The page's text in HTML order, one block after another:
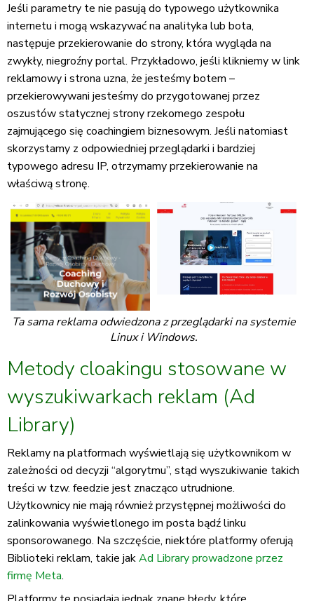
Jeśli parametry te nie pasują do typowego użytkownika
internetu i mogą wskazywać na analityka lub bota,
następuje przekierowanie do strony, która wygląda na
zwykły, niegroźny portal. Przykładowo, jeśli klikniemy w link
reklamowy i strona uzna, że jesteśmy botem –
przekierowywani jesteśmy do przygotowanej przez
oszustów statycznej strony rzekomego zespołu
zajmującego się coachingiem biznesowym. Jeśli natomiast
skorzystamy z odpowiedniej przeglądarki i bardziej
typowego adresu IP, otrzymamy przekierowanie na
właściwą stronę.
Ta sama reklama odwiedzona z przeglądarki na systemie
Linux i Windows.
Metody cloakingu stosowane w
wyszukiwarkach reklam (Ad
Library)
Reklamy na platformach wyświetlają się użytkownikom w
zależności od decyzji “algorytmu”, stąd wyszukiwanie takich
treści w tzw. feedzie jest znacząco utrudnione.
Użytkownicy nie mają również przystępnej możliwości do
zalinkowania wyświetlonego im posta bądź linku
sponsorowanego. Na szczęście, niektóre platformy oferują
Biblioteki reklam, takie jakAd Library prowadzone przez
firmę Meta.